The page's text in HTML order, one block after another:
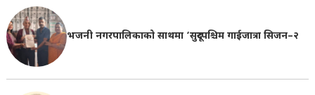
भजनी नगरपालिकाको साथमा ‘सुदूरपश्चिम गाईजात्रा सिजन–२